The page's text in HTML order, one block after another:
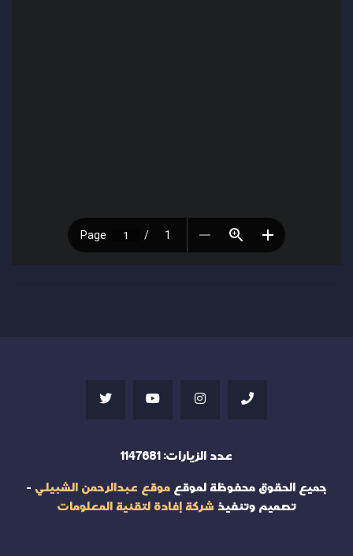
عدد الزيارات: 1147681
جميع الحقوق محفوظة لموقعموقع عبدالرحمن الشبيلي -
تصميم وتنفيذ شركة إفادة لتقنية المعلومات